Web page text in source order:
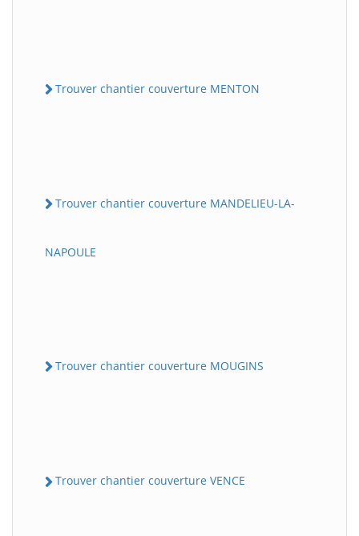
Trouver chantier couverture MENTON
Trouver chantier couverture MANDELIEU-LA-
NAPOULE
Trouver chantier couverture MOUGINS
Trouver chantier couverture VENCE